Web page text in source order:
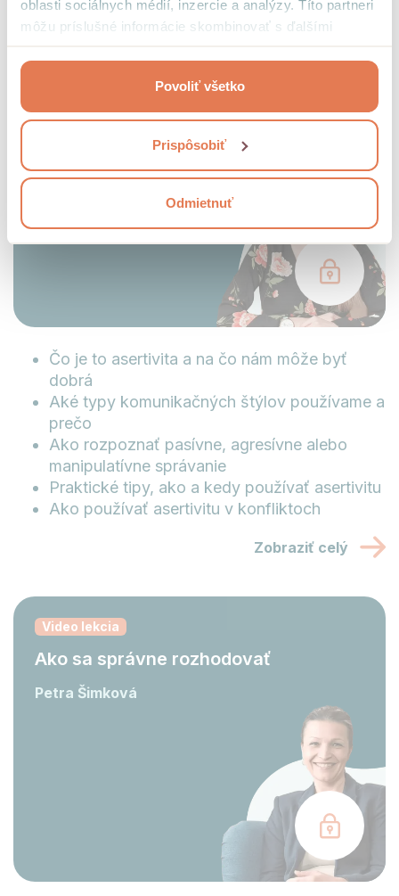
oblasti sociálnych médií, inzercie a analýzy. Títo partneri
môžu príslušné informácie skombinovať s ďalšími
keď ste používali ich služby.
Povoliť všetko
Prispôsobiť
Odmietnuť
Čo je to asertivita a na čo nám môže byť
dobrá
Aké typy komunikačných štýlov používame a
prečo
Ako rozpoznať pasívne, agresívne alebo
manipulatívne správanie
Praktické tipy, ako a kedy používať asertivitu
Ako používať asertivitu v konfliktoch
Zobraziť celý
Video lekcia
Ako sa správne rozhodovať
Petra Šimková